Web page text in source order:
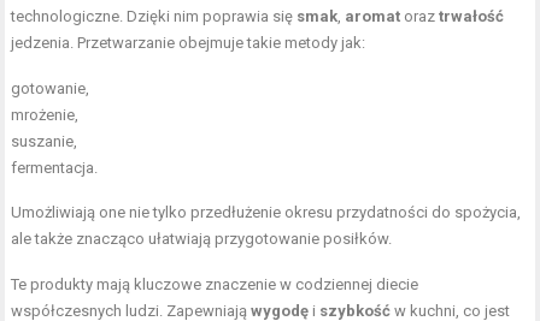
technologiczne. Dzięki nim poprawia się smak aromat oraztrwałość
jedzenia. Przetwarzanie obejmuje takie metody jak:
gotowanie,
mrożenie,
suszanie,
fermentacja.
Umożliwiają one nie tylko przedłużenie okresu przydatności do spożycia,
ale także znacząco ułatwiają przygotowanie posiłków.
Te produkty mają kluczowe znaczenie w codziennej diecie
współczesnych ludzi. Zapewniająwygodę i szybkość w kuchni, co jest